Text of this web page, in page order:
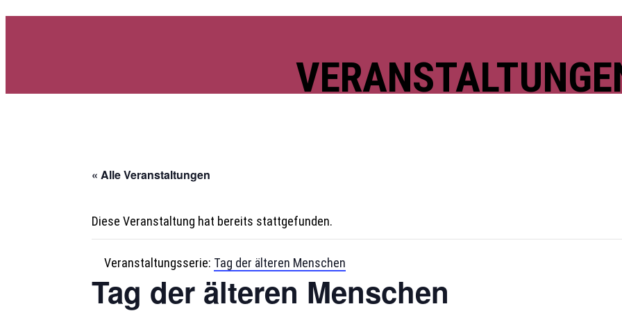
« Alle Veranstaltungen
Diese Veranstaltung hat bereits stattgefunden.
Veranstaltungsserie: Tag der älteren Menschen
Tag der älteren Menschen